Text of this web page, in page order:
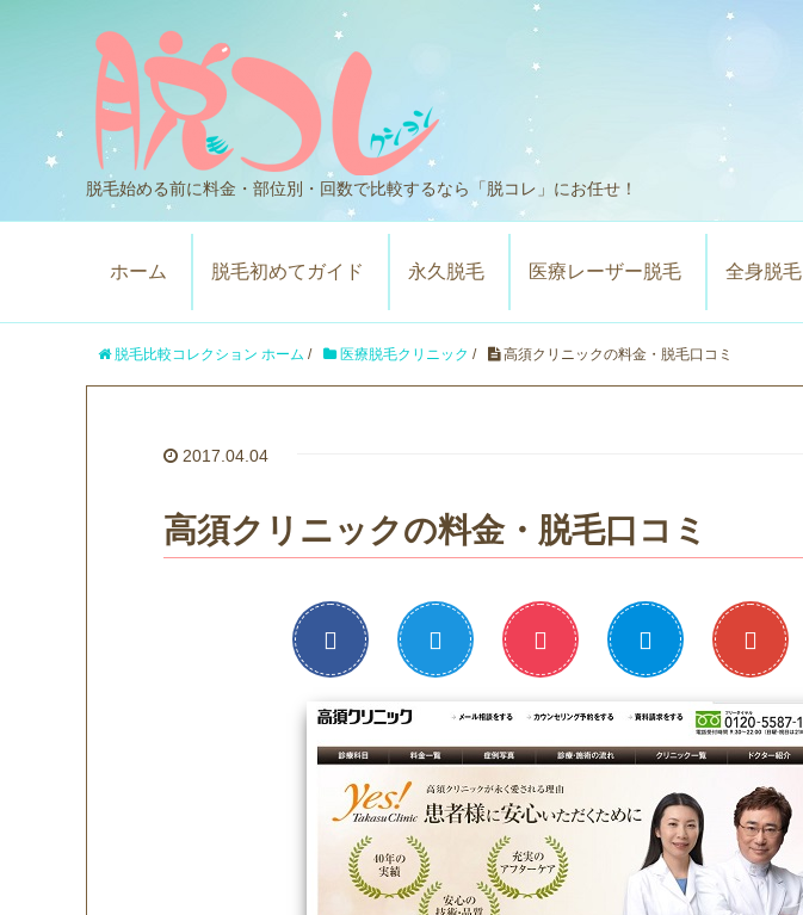
脱毛始める前に料金・部位別・回数で比較するなら「脱コレ」にお任せ！
ホーム 脱毛初めてガイド 永久脱毛 医療レーザー脱毛 全身脱毛
脱毛比較コレクション ホーム / 医療脱毛クリニック / 高須クリニックの料金・脱毛口コミ
2017.04.04
高須クリニックの料金・脱毛口コミ